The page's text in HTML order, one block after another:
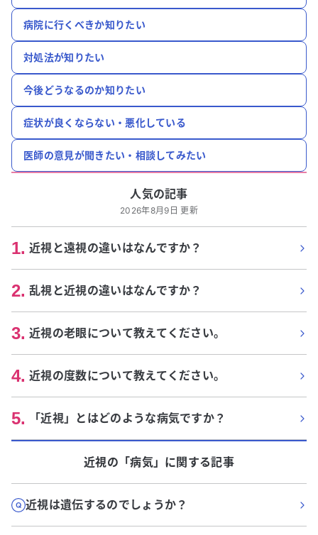
病院に行くべきか知りたい
対処法が知りたい
今後どうなるのか知りたい
症状が良くならない・悪化している
医師の意見が聞きたい・相談してみたい
人気の記事
2026年8月9日 更新
1. 近視と遠視の違いはなんですか？
2. 乱視と近視の違いはなんですか？
3. 近視の老眼について教えてください。
4. 近視の度数について教えてください。
5. 「近視」とはどのような病気ですか？
近視の「病気」に関する記事
近視は遺伝するのでしょうか？